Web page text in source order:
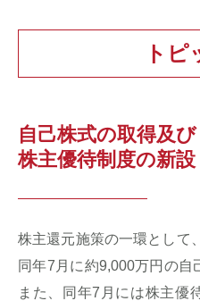
トピ
自己株式の取得及び
株主優待制度の新設
株主還元施策の一環として
同年7月に約9,000万円の自
また、同年7月には株主優